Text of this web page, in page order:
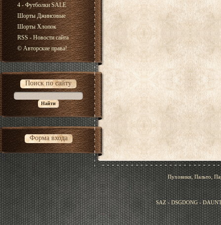
4 - Футболки SALE
Шорты Джинсовые
Шорты Хлопок
RSS - Новости сайта
© Авторские права!
Поиск по сайту
Форма входа
Пуховики, Пальто,
SAZ - DSGDONG -